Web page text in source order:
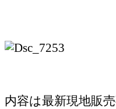
内容は最新現地販